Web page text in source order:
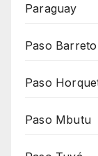
Paraguay
Paso Barreto
Paso
Paso Mbutu